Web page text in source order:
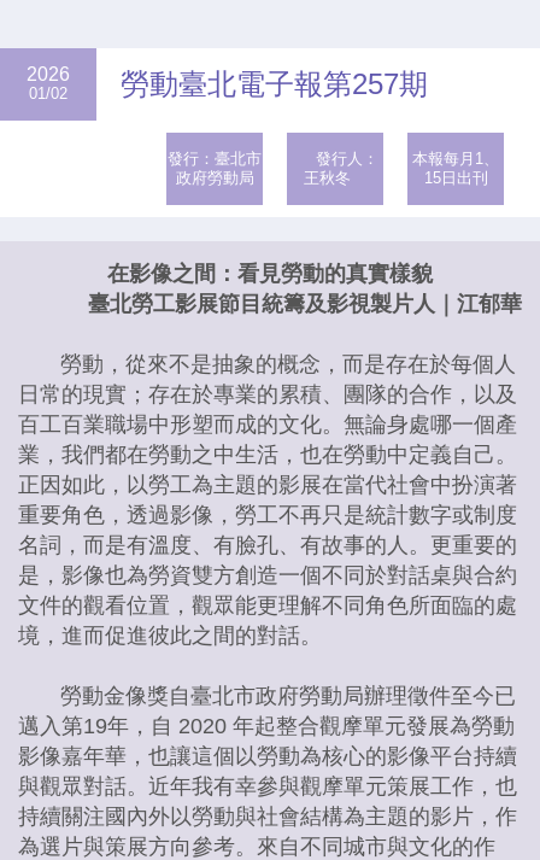
2026
01/02 勞動臺北電子報第257期
發行：臺北市
政府勞動局
發行人：
王秋冬
本報每月1、
15日出刊
在影像之間：看見勞動的真實樣貌
臺北勞工影展節目統籌及影視製片人｜江郁華
勞動，從來不是抽象的概念，而是存在於每個人
日常的現實；存在於專業的累積、團隊的合作，以及
百工百業職場中形塑而成的文化。無論身處哪一個產
業，我們都在勞動之中生活，也在勞動中定義自己。
正因如此，以勞工為主題的影展在當代社會中扮演著
重要角色，透過影像，勞工不再只是統計數字或制度
名詞，而是有溫度、有臉孔、有故事的人。更重要的
是，影像也為勞資雙方創造一個不同於對話桌與合約
文件的觀看位置，觀眾能更理解不同角色所面臨的處
境，進而促進彼此之間的對話。
勞動金像獎自臺北市政府勞動局辦理徵件至今已
邁入第19年，自 2020 年起整合觀摩單元發展為勞動
影像嘉年華，也讓這個以勞動為核心的影像平台持續
與觀眾對話。近年我有幸參與觀摩單元策展工作，也
持續關注國內外以勞動與社會結構為主題的影片，作
為選片與策展方向參考。來自不同城市與文化的作